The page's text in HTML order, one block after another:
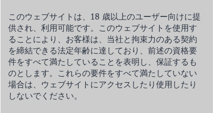
このウェブサイトは、18 歳以上のユーザー向けに提
供され、利用可能です。このウェブサイトを使用す
ることにより、お客様は、当社と拘束力のある契約
を締結できる法定年齢に達しており、前述の資格要
件をすべて満たしていることを表明し、保証するも
のとします。これらの要件をすべて満たしていない
場合は、ウェブサイトにアクセスしたり使用したり
しないでください。